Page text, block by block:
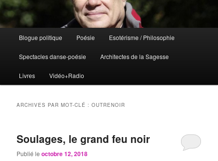
Aller
au
contenu
principal
Aller
au
contenu
secondaire
Blogue politique Poésie Esotérisme / Philosophie
Spectacles danse-poésie Architectes de la Sagesse
Livres Vidéo+Radio
ARCHIVES PAR MOT-CLÉ :OUTRENOIR
Soulages, le grand feu noir
Publié leoctobre 12, 2018